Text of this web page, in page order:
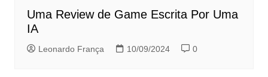
Uma Review de Game Escrita Por Uma
IA
Leonardo França 10/09/2024 0